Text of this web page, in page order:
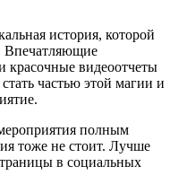
история, которой
Впечатляющие
красочные видеоотчеты
частью этой магии и
полным
тоже не стоит. Лучше
в социальных